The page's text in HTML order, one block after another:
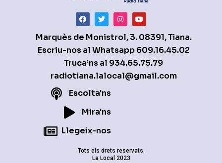
Marquès de Monistrol, 3. 08391, Tiana.
Escriu-nos al Whatsapp609.16.45.02
Truca’ns al 934.65.75.79
radiotiana.lalocal@gmail.com
Escolta'ns
Mira'ns
Llegeix-nos
Tots els drets reservats.
La Local 2023